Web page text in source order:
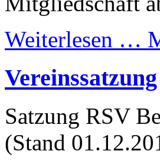
Weiterlesen …
Vereinssatzung
Satzung RSV
(Stand